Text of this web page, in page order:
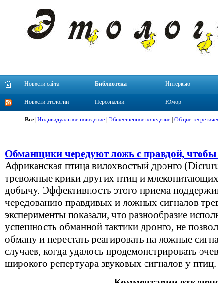
Новости сайта Библиотека Интервью
Новости этологии Персоналии Юмор
Все Индивидуальное поведение Общественное поведение Общие
Обманщики чередуют ложь с правдой,
Африканская птица вилохвостый дронго
тревожные крики других птиц и
добычу. Эффективность этого приема
чередованию правдивых и ложных сигналов
эксперименты показали, что разнообразие
успешность обманной тактики дронго, не
обману и перестать реагировать на ложные
случаев, когда удалось продемонстрировать
широкого репертуара звуковых сигналов у